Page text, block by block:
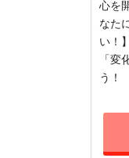
心を
なた
い！
「変
う！